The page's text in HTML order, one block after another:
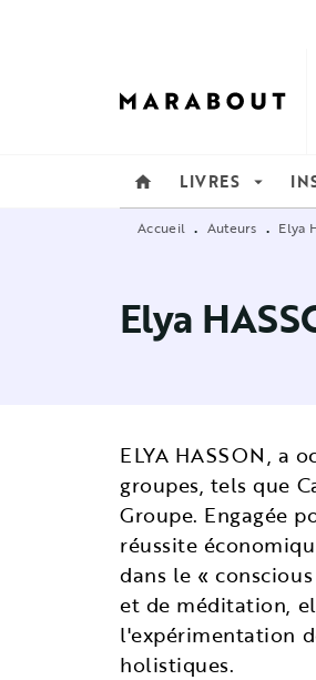
home LIVRES arrow_drop_down
Accueil • Auteurs • Elya
Elya
ELYA HASSON, a
groupes, tels que
Groupe. Engagée
réussite
dans le «
et de méditation,
l'expérimentation
holistiques.